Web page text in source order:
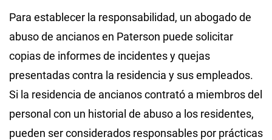
Para establecer la responsabilidad, un abogado de
abuso de ancianos en Paterson puede solicitar
copias de informes de incidentes y quejas
presentadas contra la residencia y sus empleados.
Si la residencia de ancianos contrató a miembros del
personal con un historial de abuso a los residentes,
pueden ser considerados responsables por prácticas